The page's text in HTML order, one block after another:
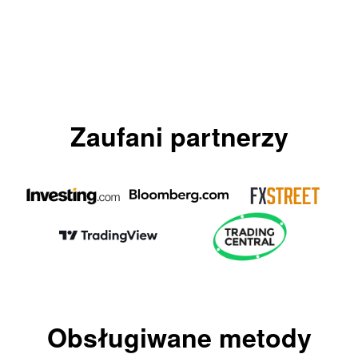
Zaufani partnerzy
Obsługiwane metody